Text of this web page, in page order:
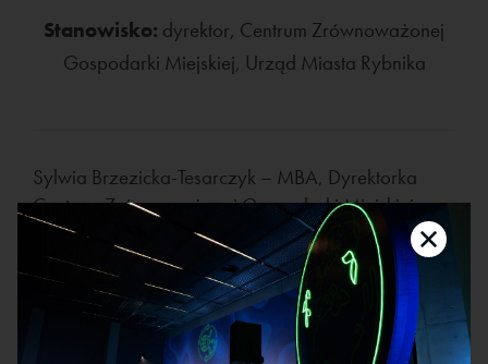
Stanowisko: dyrektor, Centrum Zrównoważonej
Gospodarki Miejskiej, Urząd Miasta Rybnika
Sylwia Brzezicka-Tesarczyk – MBA, Dyrektorka
Centrum Zrównoważonej Gospodarki Miejskiej w
Urzędzie Miasta Rybnika. Absolwentka Politechniki
Śląskiej, ukończyła studia podyplomowe z zakresu
zarządzania, administracji, audytu energetycznego
i pedagogiki akademickiej. Ekspertka programów
Fundusze Europejskie dla Śląskiego 2021-2027 w